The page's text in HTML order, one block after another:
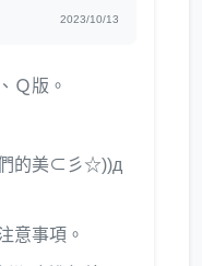
2023/10/13
Ｑ版。
們的美⊂彡☆))д
意事項。